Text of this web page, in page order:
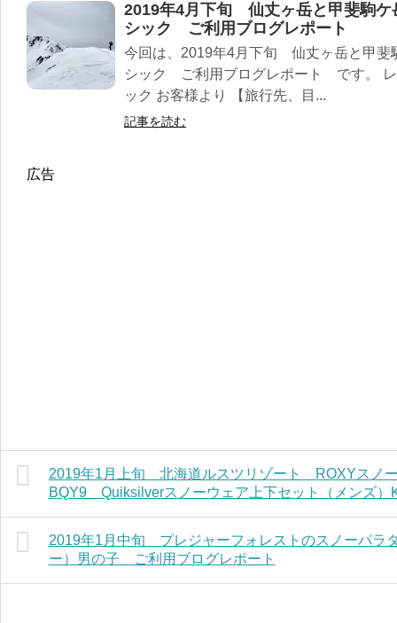
2019年4月下旬 仙丈ヶ岳と甲斐駒
シック ご利用ブログレポート
今回は、2019年4月下旬 仙丈ヶ岳と甲
シック ご利用ブログレポート です。 レ
ック お客様より 【旅行先、目...
記事を読む
広告
2019年1月上旬 北海道ルスツリゾート ROXYスノ
BQY9 Quiksilverスノーウェア上下セット（メンズ
2019年1月中旬 プレジャーフォレストのスノーパラ
ー）男の子 ご利用ブログレポート